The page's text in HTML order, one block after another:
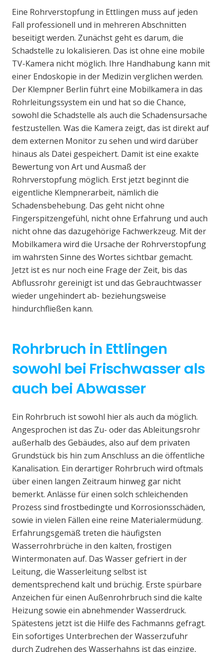
Eine Rohrverstopfung in Ettlingen muss auf jeden
Fall professionell und in mehreren Abschnitten
beseitigt werden. Zunächst geht es darum, die
Schadstelle zu lokalisieren. Das ist ohne eine mobile
TV-Kamera nicht möglich. Ihre Handhabung kann mit
einer Endoskopie in der Medizin verglichen werden.
Der Klempner Berlin führt eine Mobilkamera in das
Rohrleitungssystem ein und hat so die Chance,
sowohl die Schadstelle als auch die Schadensursache
festzustellen. Was die Kamera zeigt, das ist direkt auf
dem externen Monitor zu sehen und wird darüber
hinaus als Datei gespeichert. Damit ist eine exakte
Bewertung von Art und Ausmaß der
Rohrverstopfung möglich. Erst jetzt beginnt die
eigentliche Klempnerarbeit, nämlich die
Schadensbehebung. Das geht nicht ohne
Fingerspitzengefühl, nicht ohne Erfahrung und auch
nicht ohne das dazugehörige Fachwerkzeug. Mit der
Mobilkamera wird die Ursache der Rohrverstopfung
im wahrsten Sinne des Wortes sichtbar gemacht.
Jetzt ist es nur noch eine Frage der Zeit, bis das
Abflussrohr gereinigt ist und das Gebrauchtwasser
wieder ungehindert ab- beziehungsweise
hindurchfließen kann.
Rohrbruch in Ettlingen
sowohl bei Frischwasser als
auch bei Abwasser
Ein Rohrbruch ist sowohl hier als auch da möglich.
Angesprochen ist das Zu- oder das Ableitungsrohr
außerhalb des Gebäudes, also auf dem privaten
Grundstück bis hin zum Anschluss an die öffentliche
Kanalisation. Ein derartiger Rohrbruch wird oftmals
über einen langen Zeitraum hinweg gar nicht
bemerkt. Anlässe für einen solch schleichenden
Prozess sind frostbedingte und Korrosionsschäden,
sowie in vielen Fällen eine reine Materialermüdung.
Erfahrungsgemäß treten die häufigsten
Wasserrohrbrüche in den kalten, frostigen
Wintermonaten auf. Das Wasser gefriert in der
Leitung, die Wasserleitung selbst ist
dementsprechend kalt und brüchig. Erste spürbare
Anzeichen für einen Außenrohrbruch sind die kalte
Heizung sowie ein abnehmender Wasserdruck.
Spätestens jetzt ist die Hilfe des Fachmanns gefragt.
Ein sofortiges Unterbrechen der Wasserzufuhr
durch Zudrehen des Wasserhahns ist das einzige,